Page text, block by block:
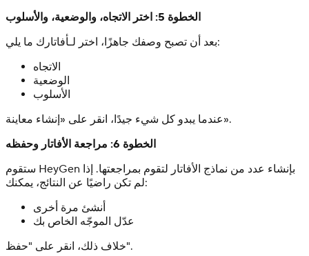
الخطوة 5: اختر الاتجاه، والوضعية، والأسلوب
بعد أن تصبح وصفك جاهزًا، اختر لـأفاتارك ما يلي:
الاتجاه
الوضعية
الأسلوب
عندما يبدو كل شيء جيدًا، انقر على «إنشاء معاينة».
الخطوة 6: مراجعة الأفاتار وحفظه
ستقوم HeyGen بإنشاء عدد من نماذج الأفاتار لتقوم بمراجعتها. إذا
لم تكن راضيًا عن النتائج، يمكنك:
أنشئ مرة أخرى
عدّل الموجّه الخاص بك
خلاف ذلك، انقر على "حفظ".